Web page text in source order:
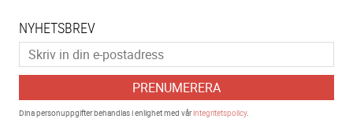
NYHETSBREV
PRENUMERERA
Dina personuppgifter behandlas i enlighet med vårintegritetspolicy.